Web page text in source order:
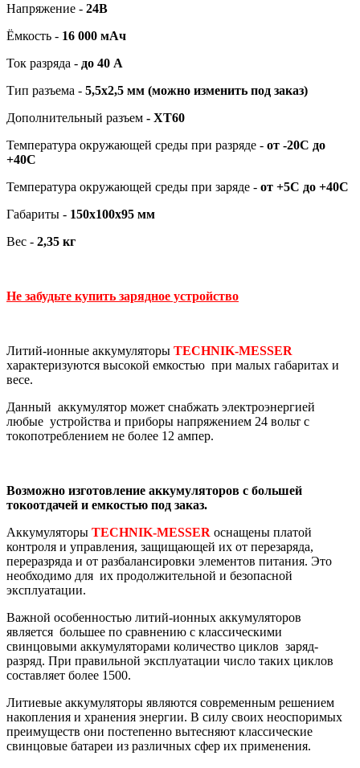
Напряжение - 24В
Ёмкость - 16 000 мАч
Ток разряда - до 40 А
Тип разъема - 5,5х2,5 мм (можно изменить под заказ)
Дополнительный разъем - XT60
Температура окружающей среды при разряде - от -20С до
+40С
Температура окружающей среды при заряде - от +5С до +40С
Габариты - 150х100х95 мм
Вес - 2,35 кг
Не забудьте купить зарядное устройство
Литий-ионные аккумуляторы TECHNIK-MESSER
характеризуются высокой емкостью при малых габаритах и
весе.
Данный аккумулятор может снабжать электроэнергией
любые устройства и приборы напряжением 24 вольт с
токопотреблением не более 12 ампер.
Возможно изготовление аккумуляторов с большей
токоотдачей и емкостью под заказ.
Аккумуляторы TECHNIK-MESSER оснащены платой
контроля и управления, защищающей их от перезаряда,
переразряда и от разбалансировки элементов питания. Это
необходимо для их продолжительной и безопасной
эксплуатации.
Важной особенностью литий-ионных аккумуляторов
является большее по сравнению с классическими
свинцовыми аккумуляторами количество циклов заряд-
разряд. При правильной эксплуатации число таких циклов
составляет более 1500.
Литиевые аккумуляторы являются современным решением
накопления и хранения энергии. В силу своих неоспоримых
преимуществ они постепенно вытесняют классические
свинцовые батареи из различных сфер их применения.